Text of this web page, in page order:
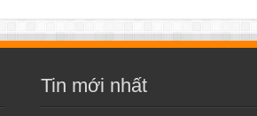
Tin mới nhất